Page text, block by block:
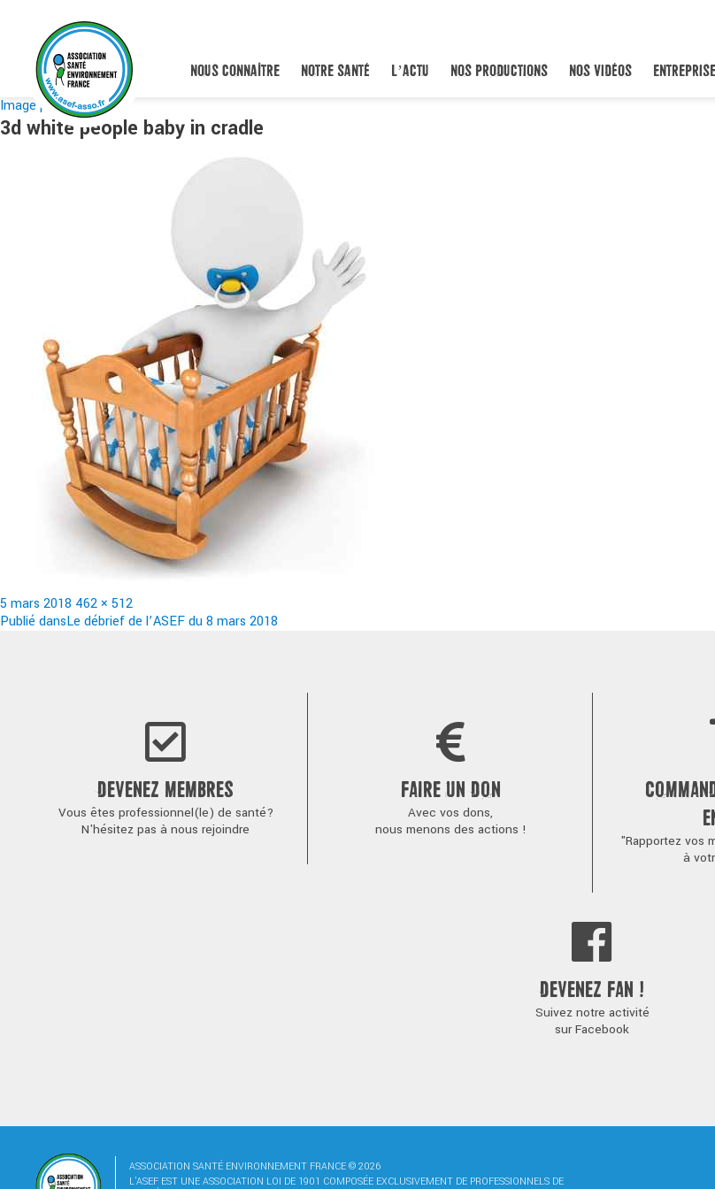
NOUS CONNAÎTRE NOTRE SANTÉ L’ACTU NOS PRODUCTIONS NOS VIDÉOS
Image précédente
3d white people baby in cradle
Publié
le
5 mars 2018 Taille
réelle
462 × 512
Navigation
Publié dansLe débrief de l’ASEF du 8 mars 2018
DEVENEZ MEMBRES
Vous êtes professionnel(le) de santé?
N'hésitez pas à nous rejoindre
FAIRE UN DON
Avec vos dons,
nous menons des actions !
"Rapportez vos
à
DEVENEZ FAN !
Suivez notre activité
sur Facebook
ASSOCIATION SANTÉ ENVIRONNEMENT FRANCE © 2026
L'ASEF EST UNE ASSOCIATION LOI DE 1901 COMPOSÉE EXCLUSIVEMENT DE PROFESSIONNELS DE